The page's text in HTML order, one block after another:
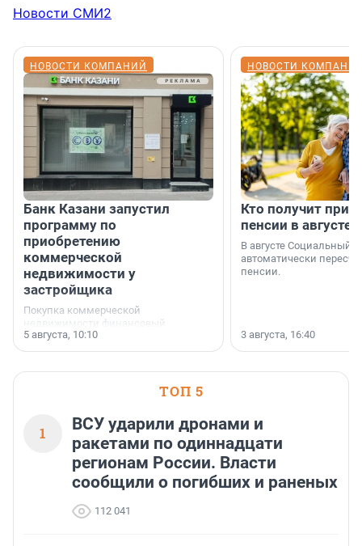
Новости СМИ2
НОВОСТИ КОМПАНИЙ
Банк Казани запустил
программу по
приобретению
коммерческой
недвижимости у
застройщика
Покупка коммерческой
недвижимости финансовый
инструмент, доступный для многих
предпринимателей. Будь то новый
или готовый арендный бизнес —
успех сделки зависит от правильного
5 августа, 10:10
НОВОСТИ
Кто получит
пенсии в августе
В августе Социальный
автоматически
пенсии.
3 августа, 16:40
ТОП 5
1
ВСУ ударили дронами и
ракетами по одиннадцати
регионам России. Власти
сообщили о погибших и раненых
112 041